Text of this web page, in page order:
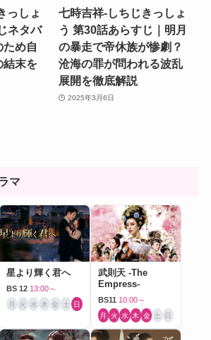
っしょ
ネタバ
ため自
結末を
七時吉祥-しちじきっしょ
う 第30話あらすじ｜明月
の暴走で帝休族が惨劇？
沧海の罪が問われる波乱
展開を徹底解説
2025年3月6日
マ
星より輝く君へ
BS 12 13:00～
月 火 水 木 金 土 日
武則天 -The
Empress-
BS11 10:00～
月 火 水 木 金 土 日